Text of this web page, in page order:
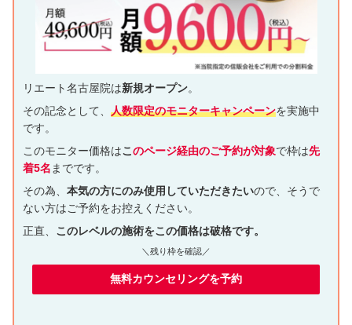
リエート名古屋院は新規オープン。
その記念として、人数限定のモニターキャンペーンを実施中
です。
このモニター価格はこのページ経由のご予約が対象で枠は先
着5名 までです。
その為、本気の方にのみ使用していただきたいので、そうで
ない方はご予約をお控えください。
正直、 このレベルの施術をこの価格は破格です。
＼残り枠を確認／
無料カウンセリングを予約